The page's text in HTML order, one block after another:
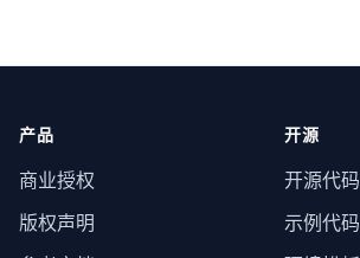
产品
商业授权
版权声明
开源
开源代码
示例代码